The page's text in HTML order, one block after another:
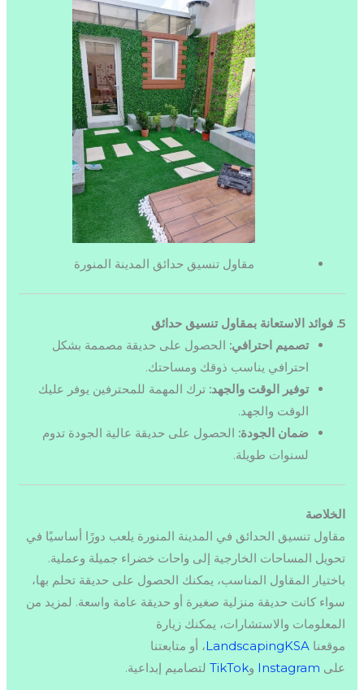
مقاول تنسيق حدائق المدينة المنورة
5. فوائد الاستعانة بمقاول تنسيق حدائق
تصميم احترافي: الحصول على حديقة مصممة بشكل
احترافي يناسب ذوقك ومساحتك.
توفير الوقت والجهد: ترك المهمة للمحترفين يوفر عليك
الوقت والجهد.
ضمان الجودة: الحصول على حديقة عالية الجودة تدوم
لسنوات طويلة.
الخلاصة
مقاول تنسيق الحدائق في المدينة المنورة يلعب دورًا أساسيًا في
تحويل المساحات الخارجية إلى واحات خضراء جميلة وعملية.
باختيار المقاول المناسب، يمكنك الحصول على حديقة تحلم بها،
سواء كانت حديقة منزلية صغيرة أو حديقة عامة واسعة. لمزيد من
المعلومات والاستشارات، يمكنك زيارة
موقعناLandscapingKSA، أو متابعتنا
على Instagram وTikTok لتصاميم إبداعية.